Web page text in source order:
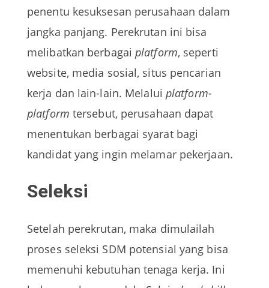
penentu kesuksesan perusahaan dalam
jangka panjang. Perekrutan ini bisa
melibatkan berbagaiplatform, seperti
website, media sosial, situs pencarian
kerja dan lain-lain. Melalui platform-
platform tersebut, perusahaan dapat
menentukan berbagai syarat bagi
kandidat yang ingin melamar pekerjaan.
Seleksi
Setelah perekrutan, maka dimulailah
proses seleksi SDM potensial yang bisa
memenuhi kebutuhan tenaga kerja. Ini